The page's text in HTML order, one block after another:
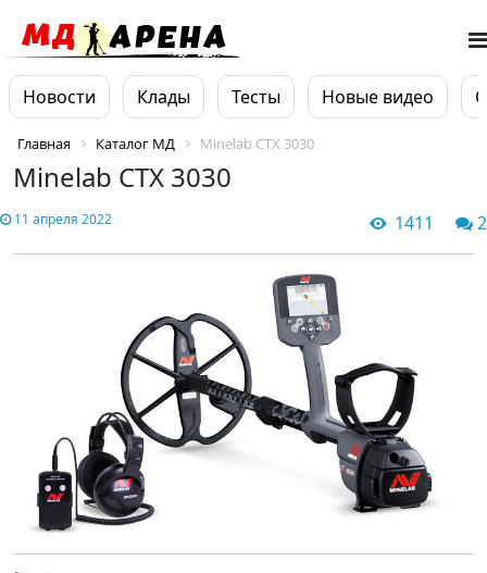
Новости Клады Тесты Новые видео
Главная Каталог МД Minelab CTX 3030
Minelab CTX 3030
11 апреля 2022 1411 2